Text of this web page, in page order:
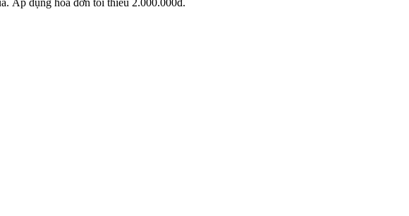
Áp dụng hóa đơn tối thiểu 2.000.000đ.